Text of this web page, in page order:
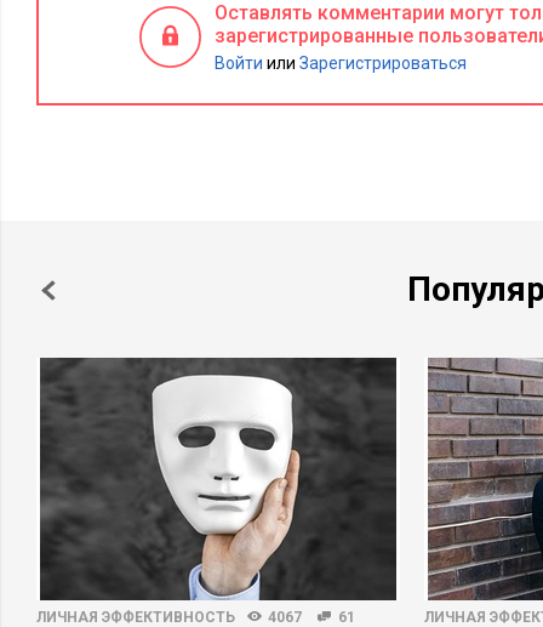
пожалуйста, кого из смежников дернуть, чтобы
показателями? Так мы выйдем на нормирование.
круче, то это тема для ТВ! Если нет, то сделаем
конечно могу все это сделать. Только боюсь к утру
Кроме того, Fake it till you Make it. Если долго и талантливо
всем плевать, играете вы в супермена или правда им
Главное – чтобы
бренд становился известнее и
Читайте также:
Оставлять комментарии могут
зарегистрированные
Войти или Зарегистрироваться
ЛИЧНАЯ ЭФФЕКТИВНОСТЬ 4067 61 ЛИЧНАЯ